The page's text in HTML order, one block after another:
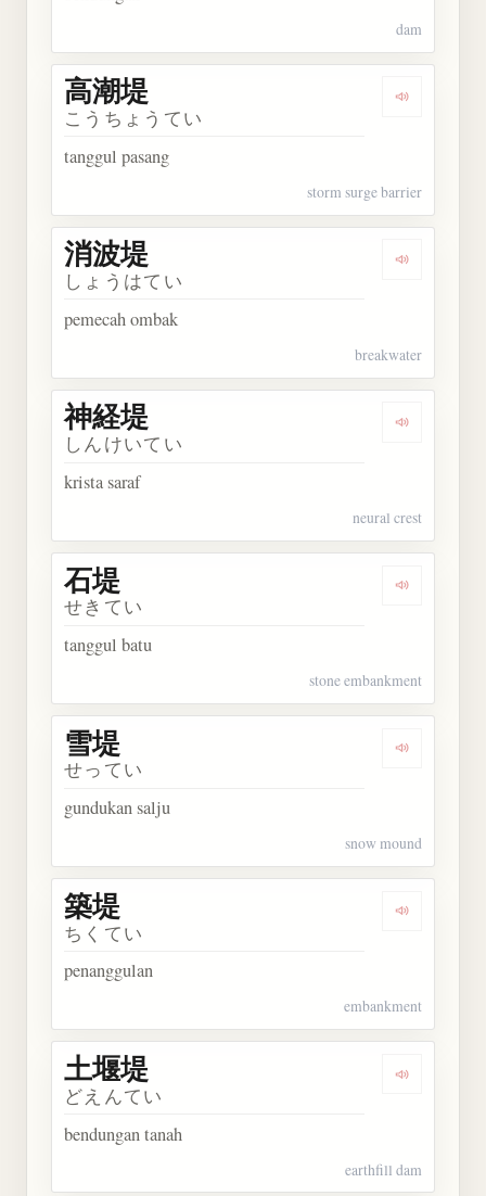
dam
Dengarkan
高潮堤
こうちょうてい
tanggul pasang
storm surge barrier
Dengarkan
消波堤
しょうはてい
pemecah ombak
breakwater
Dengarkan
神経堤
しんけいてい
krista saraf
neural crest
Dengarkan
石堤
せきてい
tanggul batu
stone embankment
Dengarkan
雪堤
せってい
gundukan salju
snow mound
Dengarkan
築堤
ちくてい
penanggulan
embankment
Dengarkan
土堰堤
どえんてい
bendungan tanah
earthfill dam